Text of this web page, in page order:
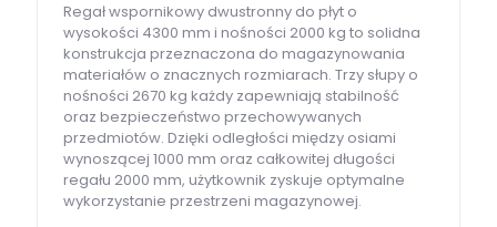
Regał wspornikowy dwustronny do płyt o
wysokości 4300 mm i nośności 2000 kg to solidna
konstrukcja przeznaczona do magazynowania
materiałów o znacznych rozmiarach. Trzy słupy o
nośności 2670 kg każdy zapewniają stabilność
oraz bezpieczeństwo przechowywanych
przedmiotów. Dzięki odległości między osiami
wynoszącej 1000 mm oraz całkowitej długości
regału 2000 mm, użytkownik zyskuje optymalne
wykorzystanie przestrzeni magazynowej.